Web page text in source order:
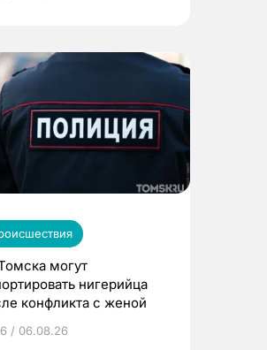
могут
нигерийца
конфликта с женой
/ 06.08.26